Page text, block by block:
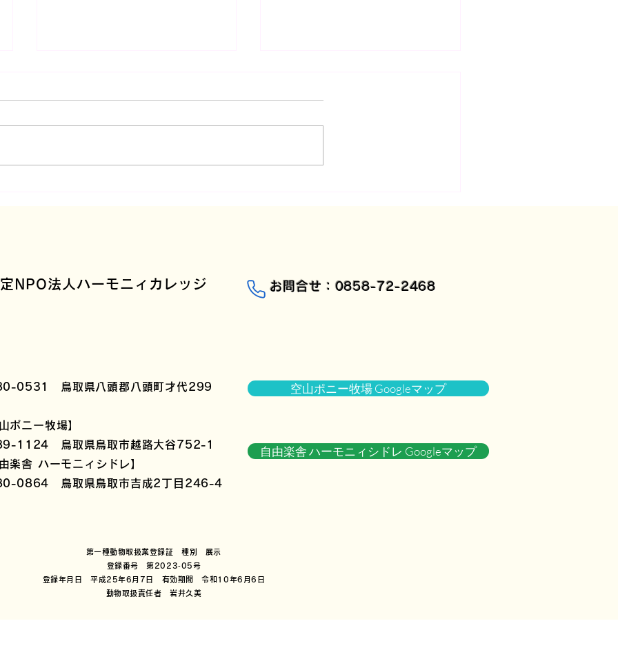
🐴こども乗馬撮影会🐴
NPO法人ハーモニィカレッジ お問合せ：0858-72-2468
0531 鳥取県八頭郡八頭町才代299
ポニー牧場】
1124
鳥取県鳥取市越路大谷752-1
楽舎 ハーモニィシドレ】
0864 鳥取県鳥取市吉成2丁目246-4
空山ポニー牧場 Googleマップ
自由楽舎 ハーモニィシドレ Googleマップ
​第一種動物取扱業登録証 種別 展示
登録番号 第2023‐05号
登録年月日 平成25年6月7日 有効期間 令和10年6月6日
動物取扱責任者 岩井久美